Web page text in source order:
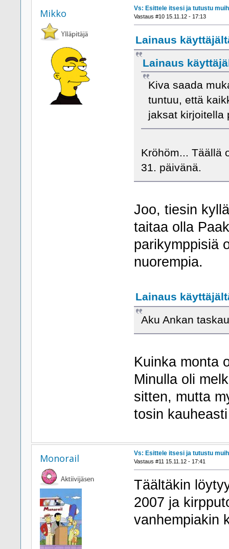
Mikko Vs: Esittele itsesi ja tutustu
Vastaus #10 15.11.12 - 17:13
Lainaus
Lainaus
Kiva saada
tuntuu, että
jaksat kirjoitella
Kröhöm... Täällä
31. päivänä.
Joo, tiesin
taitaa olla
parikymppisiä
nuorempia.
Lainaus
Aku Ankan
Kuinka monta
Minulla oli
sitten, mutta
tosin
Monorail Vs: Esittele itsesi ja tutustu
Vastaus #11 15.11.12 - 17:41
Täältäkin
2007 ja
vanhempiakin